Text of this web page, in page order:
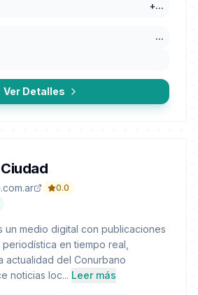
+...
...
Ver Detalles
0.0
un medio digital con publicaciones
en tiempo real,
actualidad del Conurbano
noticias loc... Leer más